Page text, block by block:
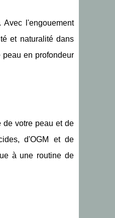
l'engouement
et naturalité dans
en profondeur
de votre peau et de
d'OGM et de
à une routine de